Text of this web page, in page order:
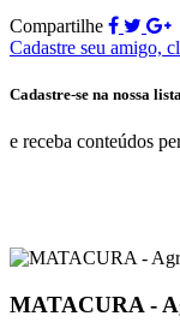
Compartilhe
Cadastre seu amigo,
Cadastre-se na nossa lista
e receba conteúdos
MATACURA -